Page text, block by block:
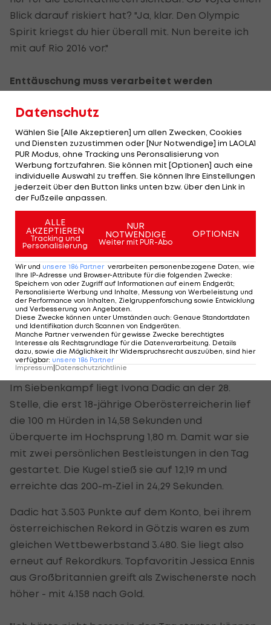
Blick darauf riskiert hat? "Ja, klar. Den Olympic
Spirit kriegst du hier überall mit. Nun bereite ich
mit auf Rio 2016 vor."
Enttäuschung muss verarbeitet werden
Vojta hatte seine ganz große Chance auf ein
Europameisterschaften in Helsinki mit einem Sturz
vergeben. "Den EM-Sturz wird er erst abgehakt
haben, wenn er bei Olympia im Semifinale steht",
hatte Trainer Wilhelm Lilge vor dem Vorlauf
gesagt.
Damit wird es jetzt noch ein bisschen dauern,
zuerst gilt es die aktuelle Enttäuschung zu
verarbeiten. Realistisch betrachtet hätte Vojta
für das Weiterkommen in London aber auch über
sich hinauswachsen müssen. "Bei Olympia werden
schon im Vorlauf Zeiten gelaufen, die haben viele
bei der EM nicht als Bestleistung", sagte er.
Dadic mit Bestleistungen
Im Siebenkampf liegt Ivona Dadic an der 28.
Stelle, die erst 18-jährige Oberösterreicherin lief
die 100 m Hürden in 14,58 Sekunden und
überquerte im Hochsprung 1,80 m. Damit war sie
mit zwei persönlichen Bestleistungen in den Tag
gestartet. Die Kugel stieß sie auf 12,19 m und
erreichte das 200-m-Ziel in 24,29 Sekunden.
Dadic hat 3.503 Punkte auf dem Konto, bei ihrem
österreichischen Rekord in Götzis waren es zum
gleichen Wettbewerbstand 3.480. Sie liegt also
erneut auf Rekordkurs. Topfavoritin Jessica Ennis
aus Großbritannien greift als Zwischenerste noch
höher - mit 4.158 nach Gold.
Datenschutz
Wählen Sie [Alle Akzeptieren] um allen Zwecken, Cookies
und Diensten zuzustimmen oder [Nur Notwendige] im LAOLA1
PUR Modus, ohne Tracking uns Peronsalisierung von
Werbung fortzufahren. Sie können mit [Optionen] auch eine
individuelle Auswahl zu treffen. Sie können Ihre Einstellungen
jederzeit über den Button links unten bzw. über den Link in
der Fußzeile anpassen.
ALLE
AKZEPTIEREN
Tracking und
Personalisierung
NUR
NOTWENDIGE
Weiter mit PUR-Abo
OPTIONEN
Wir und unsere 186 Partner verarbeiten personenbezogene Daten, wie
Ihre IP-Adresse und Browser-Attribute für die folgenden Zwecke:
Speichern von oder Zugriff auf Informationen auf einem Endgerät;
Personalisierte Werbung und Inhalte, Messung von Werbeleistung und
der Performance von Inhalten, Zielgruppenforschung sowie Entwicklung
und Verbesserung von Angeboten.
Diese Zwecke können unter Umständen auch: Genaue Standortdaten
und Identifikation durch Scannen von Endgeräten.
Manche Partner verwenden für gewisse Zwecke berechtigtes
Interesse als Rechtsgrundlage für die Datenverarbeitung. Details
dazu, sowie die Möglichkeit Ihr Widerspruchsrecht auszuüben, sind hier
verfügbar: unsere 186 Partner
Impressum Datenschutzrichtlinie